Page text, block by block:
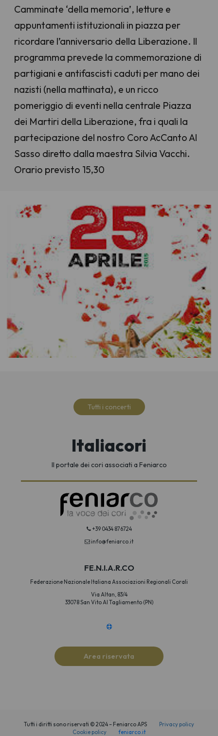
Camminate ‘della memoria’, letture e
appuntamenti istituzionali in piazza per
ricordare l’anniversario della Liberazione. Il
programma prevede la commemorazione di
partigiani e antifascisti caduti per mano dei
nazisti (nella mattinata), e un ricco
pomeriggio di eventi nella centrale Piazza
dei Martiri della Liberazione, fra i quali la
partecipazione del nostro Coro AcCanto Al
Sasso diretto dalla maestra Silvia Vacchi.
Orario previsto 15,30
Tutti i concerti
Italiacori
Il portale dei cori associati a Feniarco
+39 0434 876724
info@feniarco.it
FE.N.I.A.R.CO
Federazione Nazionale Italiana Associazioni Regionali Corali
Via Altan, 83/4
33078 San Vito Al Tagliamento (PN)
Area riservata
Tutti i diritti sono riservati © 2024 – Feniarco APS
Privacy policy
Cookie policy
feniarco.it